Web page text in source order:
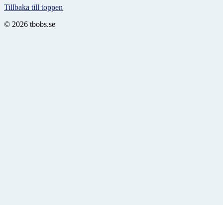
Tillbaka till toppen
© 2026 tbobs.se